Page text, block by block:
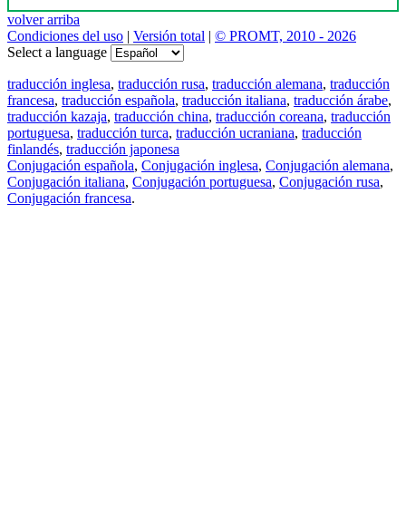
volver arriba
Condiciones del uso | Versión total | © PROMT, 2010 - 2026
Select a language
traducción inglesa, traducción rusa, traducción alemana, traducción
francesa, traducción española, traducción italiana, traducción árabe,
traducción kazaja, traducción china, traducción coreana, traducción
portuguesa, traducción turca, traducción ucraniana, traducción
finlandés, traducción japonesa
Conjugación española, Conjugación inglesa, Conjugación alemana,
Conjugación italiana, Conjugación portuguesa, Conjugación rusa,
Conjugación francesa.